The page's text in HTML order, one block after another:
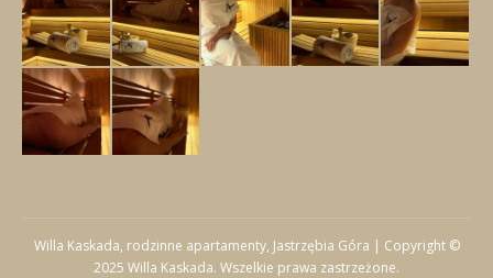
Willa Kaskada, rodzinne apartamenty, Jastrzębia Góra | Copyright ©
2025 Willa Kaskada. Wszelkie prawa zastrzeżone.